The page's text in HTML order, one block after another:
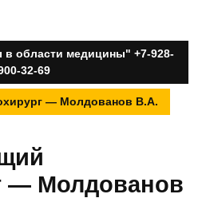
области медицины" +7-928-
32-69
— Молдованов В.А.
— Молдованов